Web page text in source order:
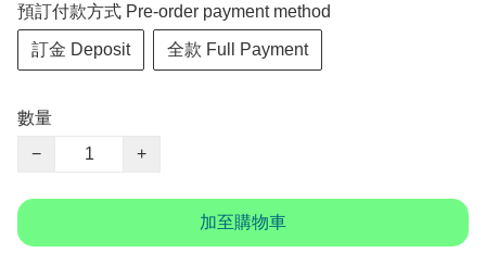
預訂付款方式 Pre-order payment method
訂金 Deposit 全款 Full Payment
數量
−
+
加至購物車